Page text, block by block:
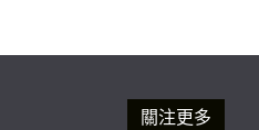
關注更多